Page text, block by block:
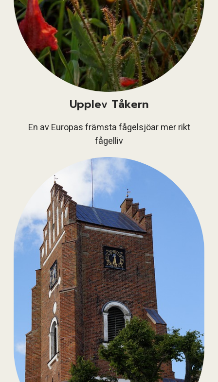
Upplev Tåkern
En av Europas främsta fågelsjöar mer rikt
fågelliv